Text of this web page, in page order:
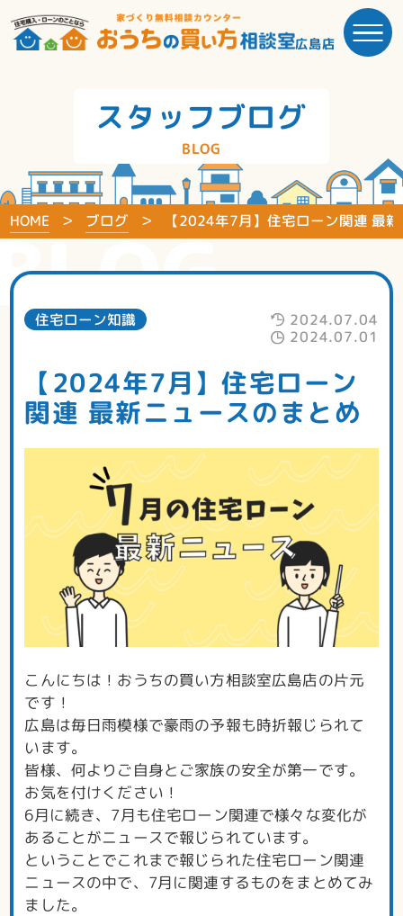
広島店
スタッフブログ
BLOG
HOME ブログ 【2024年7月】住宅ローン関連 最
住宅ローン知識
2024.07.04
2024.07.01
【2024年7月】住宅ローン
関連 最新ニュースのまとめ
こんにちは！おうちの買い方相談室広島店の片元
です！
広島は毎日雨模様で豪雨の予報も時折報じられて
います。
皆様、何よりご自身とご家族の安全が第一です。
お気を付けください！
6月に続き、7月も住宅ローン関連で様々な変化が
あることがニュースで報じられています。
ということでこれまで報じられた住宅ローン関連
ニュースの中で、7月に関連するものをまとめてみ
ました。